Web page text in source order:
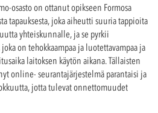
osasto on ottanut opikseen Formosa
tapauksesta, joka aiheutti suuria tappioita
yhteiskunnalle, ja se pyrkii
on tehokkaampaa ja luotettavampaa ja
laitoksen käytön aikana. Tällaisten
online- seurantajärjestelmä parantaisi ja
jotta tulevat onnettomuudet